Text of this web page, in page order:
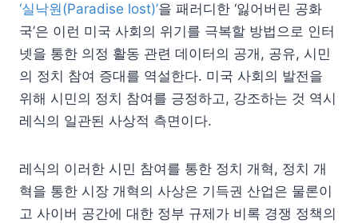
‘실낙원(Paradise lost)’을 패러디한 ‘잃어버린 공화
국’은 이런 미국 사회의 위기를 극복할 방법으로 인터
넷을 통한 의정 활동 관련 데이터의 공개, 공유, 시민
의 정치 참여 증대를 역설한다. 미국 사회의 발전을
위해 시민의 정치 참여를 긍정하고, 강조하는 것 역시
레식의 일관된 사상적 측면이다.
레식의 이러한 시민 참여를 통한 정치 개혁, 정치 개
혁을 통한 시장 개혁의 사상은 기득권 산업은 물론이
고 사이버 공간에 대한 정부 규제가 비록 경쟁 정책의